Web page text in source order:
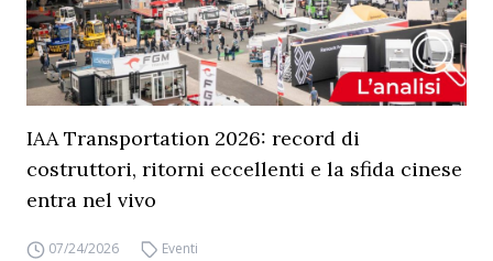
IAA Transportation 2026: record di
costruttori, ritorni eccellenti e la sfida cinese
entra nel vivo
07/24/2026 Eventi